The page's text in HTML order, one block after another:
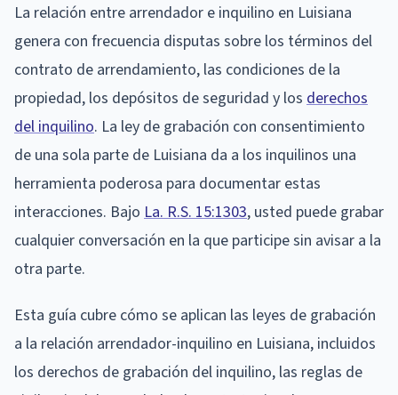
La relación entre arrendador e inquilino en Luisiana
genera con frecuencia disputas sobre los términos del
contrato de arrendamiento, las condiciones de la
propiedad, los depósitos de seguridad y los derechos
del inquilino. La ley de grabación con consentimiento
de una sola parte de Luisiana da a los inquilinos una
herramienta poderosa para documentar estas
interacciones. Bajo La. R.S. 15:1303, usted puede grabar
cualquier conversación en la que participe sin avisar a la
otra parte.
Esta guía cubre cómo se aplican las leyes de grabación
a la relación arrendador-inquilino en Luisiana, incluidos
los derechos de grabación del inquilino, las reglas de